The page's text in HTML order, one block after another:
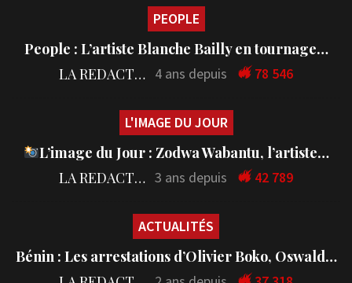
PEOPLE
People : L’artiste Blanche Bailly en tournage…
LA REDACTION 4 ans depuis 78 546
L'IMAGE DU JOUR
L’image du Jour : Zodwa Wabantu, l’artiste…
LA REDACTION 3 ans depuis 42 789
ACTUALITÉS
Bénin : Les arrestations d’Olivier Boko, Oswald…